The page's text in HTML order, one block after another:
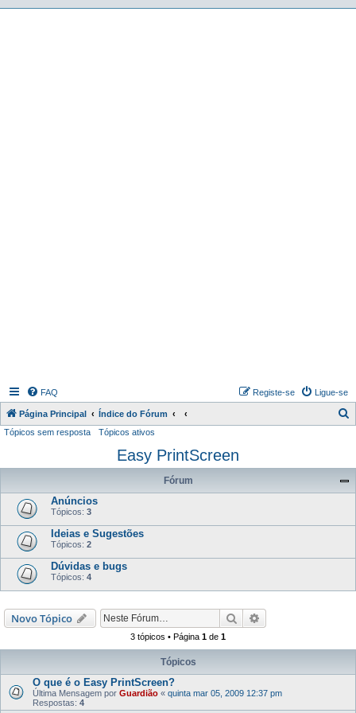
FAQ Ligue-se
Registe-se
Página Principal Índice do Fórum
q
s
Tópicos sem resposta Tópicos ativos
Easy PrintScreen
Fórum
Anúncios
Tópicos: 3
Ideias e Sugestões
Tópicos: 2
Dúvidas e bugs
Tópicos: 4
Novo Tópico Pesquisar
3 tópicos • Página 1 de 1
Tópicos
O que é o Easy PrintScreen?
Última Mensagem por Guardião « quinta mar 05, 2009 12:37 pm
Respostas: 4